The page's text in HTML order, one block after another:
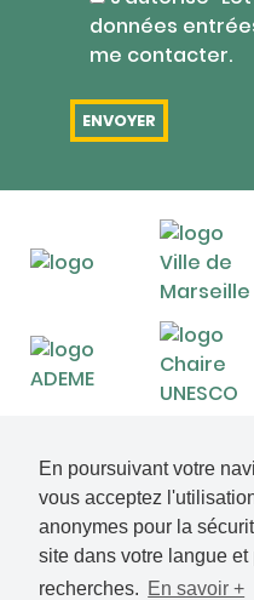
En poursuivant votre
vous acceptez
anonymes pour la
site dans votre langue
recherches. En savoir +
données
me contacter.